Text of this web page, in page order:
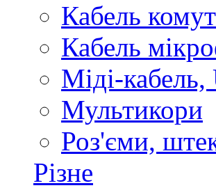
Кабель
Кабель
Міді-кабель,
Мультикори
Роз'єми,
Різне